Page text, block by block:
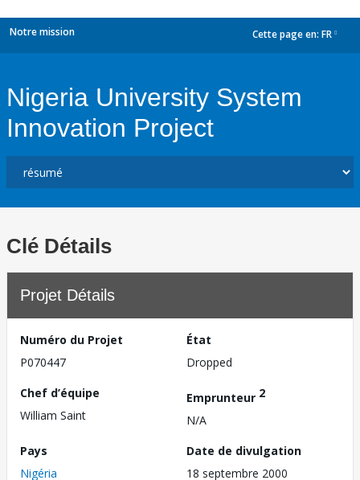
Notre mission Cette page en: FR
Nigeria University System
Innovation Project
Clé Détails
Projet Détails
Numéro du Projet
P070447
État
Dropped
Chef d’équipe
William Saint
Emprunteur 2
N/A
Pays
Nigéria
Date de divulgation
18 septembre 2000